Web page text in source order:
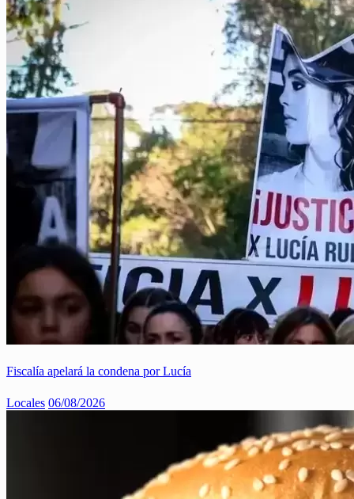
Fiscalía apelará la condena por Lucía
Locales 06/08/2026